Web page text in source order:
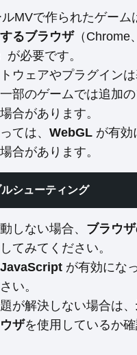
MVで作られたゲーム
るブラウザ（Chrome
が必要です。
ウェアやプラグイン
部のゲームでは追加
合があります。
ては、 WebGL が有効
合があります。
シューティング
しない場合、 ブラウ
てみてください。
JavaScript が有効にな
い。
が解決しない場合は、
ザを使用しているか